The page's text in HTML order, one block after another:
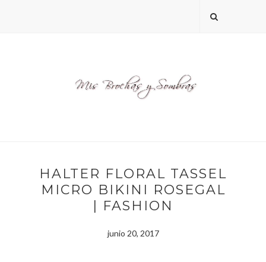
HALTER FLORAL TASSEL
MICRO BIKINI ROSEGAL
| FASHION
junio 20, 2017